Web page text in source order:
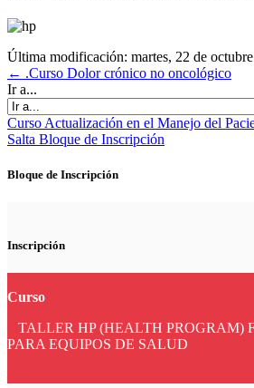
Última modificación: martes, 22 de
← .Curso Dolor crónico no oncológico
Ir a...
Curso Actualización en el Manejo del
Salta Bloque de Inscripción
Bloque de Inscripción
Inscripción
Curso
TALLER HP (HEALTH PROGRAM)
PARA EQUIPOS DE SALUD